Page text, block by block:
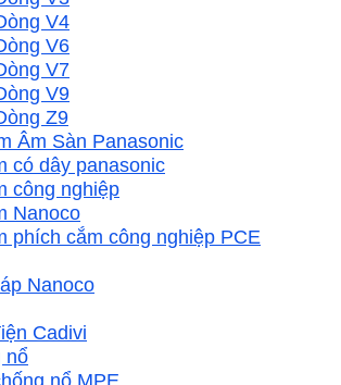
V4
V6
V7
V9
Z9
Âm Sàn Panasonic
có dây panasonic
công nghiệp
Nanoco
phích cắm công nghiệp PCE
Nanoco
Cadivi
nổ
nổ MPE